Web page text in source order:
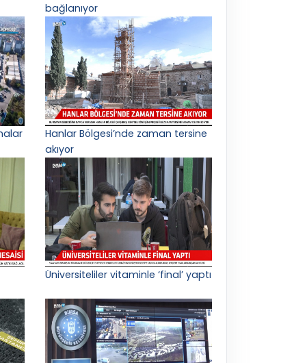
bağlanıyor
Hanlar Bölgesi’nde zaman tersine
akıyor
Üniversiteliler vitaminle ‘final’ yaptı